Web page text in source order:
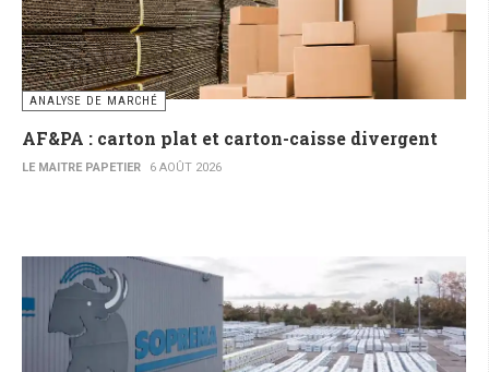
ANALYSE DE MARCHÉ
AF&PA : carton plat et carton-caisse divergent
LE MAITRE PAPETIER 6 AOÛT 2026